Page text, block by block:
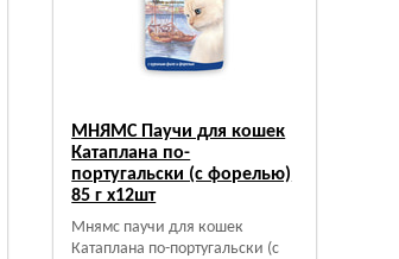
МНЯМС Паучи для кошек
Катаплана по-
португальски (с форелью)
85 г х12шт
Мнямс паучи для кошек
Катаплана по-португальски (с